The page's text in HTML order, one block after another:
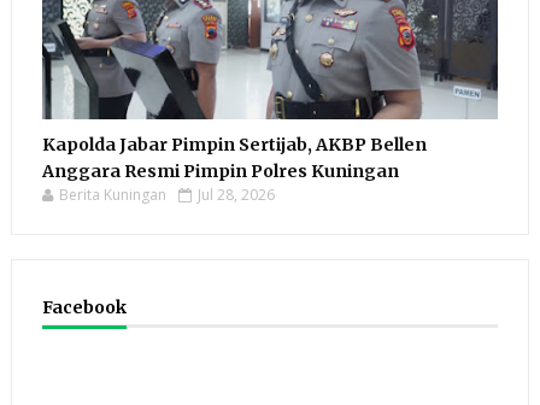
Kapolda Jabar Pimpin Sertijab, AKBP Bellen
Anggara Resmi Pimpin Polres Kuningan
Berita Kuningan Jul 28, 2026
Facebook